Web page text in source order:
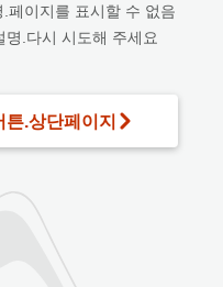
페이지를 표시할 수 없음
.다시 시도해 주세요
.상단페이지